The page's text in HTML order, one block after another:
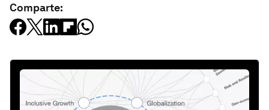
Comparte: